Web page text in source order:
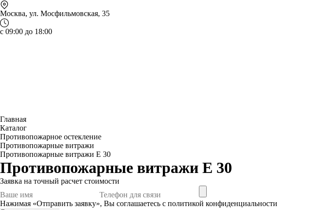
Москва, ул. Мосфильмовская, 35
с 09:00 до 18:00
Главная
Каталог
Противопожарное остекление
Противопожарные витражи
Противопожарные витражи E 30
Противопожарные витражи E 30
Заявка на точный расчет стоимости
Нажимая «Отправить заявку», Вы соглашаетесь с политикой конфиденциальности